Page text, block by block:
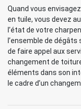
Quand vous
en tuile, vous devez
l’état de votre
l’ensemble de
de faire appel aux
changement de
éléments dans son
le cadre d’un